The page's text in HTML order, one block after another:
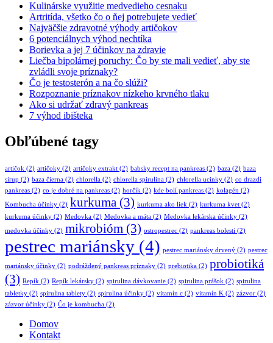
Kulinárske využitie medvedieho cesnaku
Artritída, všetko čo o ňej potrebujete vedieť
Najväčšie zdravotné výhody artičokov
6 potenciálnych výhod nechtíka
Borievka a jej 7 účinkov na zdravie
Liečba bipolárnej poruchy: Čo by ste mali vedieť, aby ste
zvládli svoje príznaky?
Čo je testosterón a na čo slúži?
Rozpoznanie príznakov nízkeho krvného tlaku
Ako si udržať zdravý pankreas
7 výhod ibišteka
Obľúbené tagy
artičok (2) artičoky (2) artičoky extrakt (2) babsky recept na pankreas (2) baza (2) baza
sirup (2) baza čierna (2) chlorella (2) chlorella spirulina (2) chlorella ucinky (2) co drazdi
pankreas (2) co je dobré na pankreas (2) horčík (2) kde bolí pankreas (2) kolagén (2)
Kombucha účinky (2) kurkuma (3) kurkuma ako liek (2) kurkuma kvet (2)
kurkuma účinky (2) Medovka (2) Medovka a mäta (2) Medovka lekárska účinky (2)
medovka účinky (2) mikrobióm (3) ostropestrec (2) pankreas bolesti (2)
pestrec mariánsky (4) pestrec mariánsky drvený (2) pestrec
mariánsky účinky (2) podráždený pankreas príznaky (2) prebiotika (2) probiotiká
(3) Repík (2) Repík lekársky (2) spirulina dávkovanie (2) spirulina prášok (2) spirulina
tabletky (2) spirulina tablety (2) spirulina účinky (2) vitamín c (2) vitamín K (2) zázvor (2)
zázvor účinky (2) Čo je kombucha (2)
Domov
Kontakt